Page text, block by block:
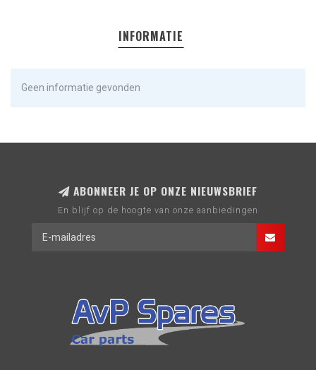
INFORMATIE
Geen informatie gevonden
ABONNEER JE OP ONZE NIEUWSBRIEF
En blijf op de hoogte van onze aanbiedingen